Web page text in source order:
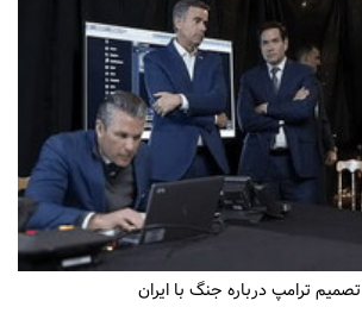
ترامپ درباره جنگ با ایران